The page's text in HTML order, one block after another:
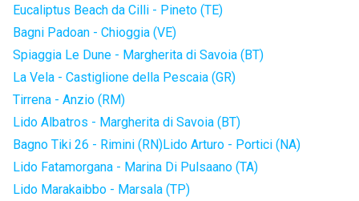
Eucaliptus Beach da Cilli - Pineto (TE)
Bagni Padoan - Chioggia (VE)
Spiaggia Le Dune - Margherita di Savoia (BT)
La Vela - Castiglione della Pescaia (GR)
Tirrena - Anzio (RM)
Lido Albatros - Margherita di Savoia (BT)
Bagno Tiki 26 - Rimini (RN)Lido Arturo - Portici (NA)
Lido Fatamorgana - Marina Di Pulsaano (TA)
Lido Marakaibbo - Marsala (TP)